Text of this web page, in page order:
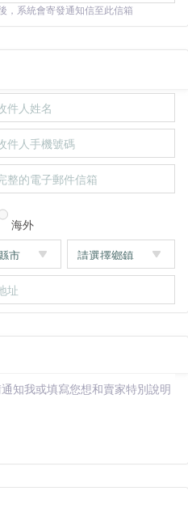
，系統會寄發通知信至此信箱
海外